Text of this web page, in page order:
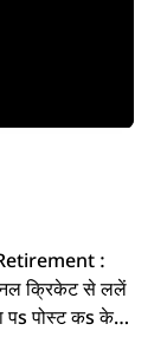
:
क्रिकेट से ललें
पs पोस्ट कs के